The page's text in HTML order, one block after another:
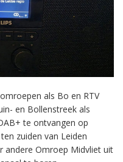
als Bo en RTV
en Bollenstreek als
te ontvangen op
zuiden van Leiden
andere Omroep Midvliet uit